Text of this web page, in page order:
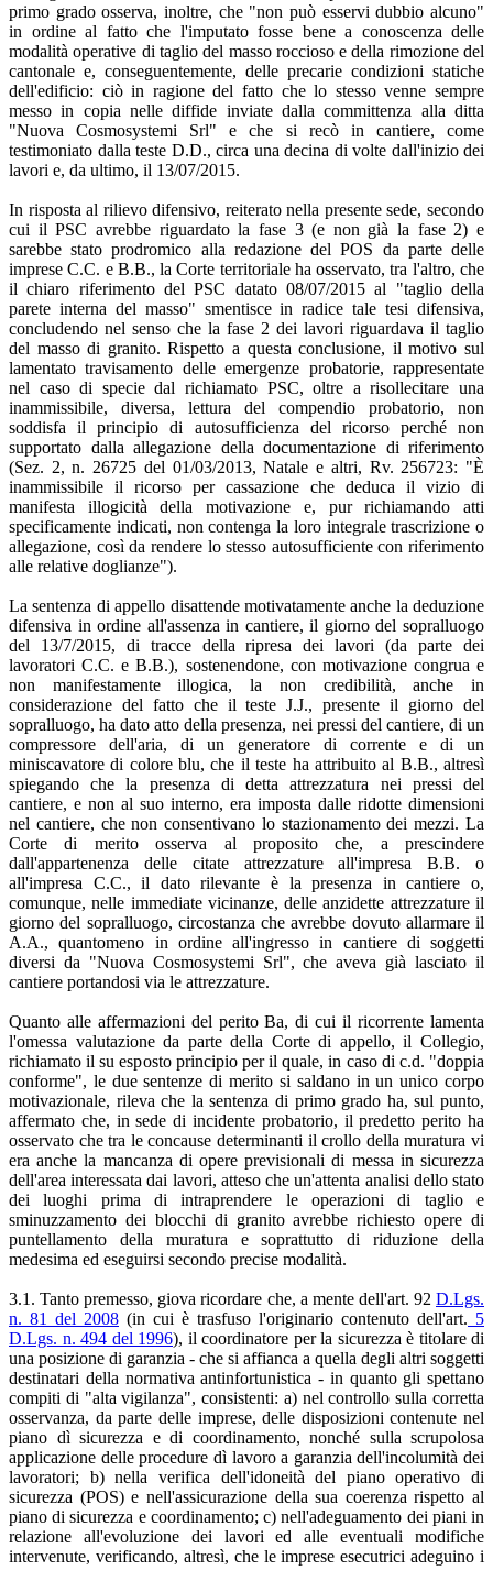
primo grado osserva, inoltre, che "non può esservi dubbio alcuno"
in ordine al fatto che l'imputato fosse bene a conoscenza delle
modalità operative di taglio del masso roccioso e della rimozione del
cantonale e, conseguentemente, delle precarie condizioni statiche
dell'edificio: ciò in ragione del fatto che lo stesso venne sempre
messo in copia nelle diffide inviate dalla committenza alla ditta
"Nuova Cosmosystemi Srl" e che si recò in cantiere, come
testimoniato dalla teste D.D., circa una decina di volte dall'inizio dei
lavori e, da ultimo, il 13/07/2015.
In risposta al rilievo difensivo, reiterato nella presente sede, secondo
cui il PSC avrebbe riguardato la fase 3 (e non già la fase 2) e
sarebbe stato prodromico alla redazione del POS da parte delle
imprese C.C. e B.B., la Corte territoriale ha osservato, tra l'altro, che
il chiaro riferimento del PSC datato 08/07/2015 al "taglio della
parete interna del masso" smentisce in radice tale tesi difensiva,
concludendo nel senso che la fase 2 dei lavori riguardava il taglio
del masso di granito. Rispetto a questa conclusione, il motivo sul
lamentato travisamento delle emergenze probatorie, rappresentate
nel caso di specie dal richiamato PSC, oltre a risollecitare una
inammissibile, diversa, lettura del compendio probatorio, non
soddisfa il principio di autosufficienza del ricorso perché non
supportato dalla allegazione della documentazione di riferimento
(Sez. 2, n. 26725 del 01/03/2013, Natale e altri, Rv. 256723: "È
inammissibile il ricorso per cassazione che deduca il vizio di
manifesta illogicità della motivazione e, pur richiamando atti
specificamente indicati, non contenga la loro integrale trascrizione o
allegazione, così da rendere lo stesso autosufficiente con riferimento
alle relative doglianze").
La sentenza di appello disattende motivatamente anche la deduzione
difensiva in ordine all'assenza in cantiere, il giorno del sopralluogo
del 13/7/2015, di tracce della ripresa dei lavori (da parte dei
lavoratori C.C. e B.B.), sostenendone, con motivazione congrua e
non manifestamente illogica, la non credibilità, anche in
considerazione del fatto che il teste J.J., presente il giorno del
sopralluogo, ha dato atto della presenza, nei pressi del cantiere, di un
compressore dell'aria, di un generatore di corrente e di un
miniscavatore di colore blu, che il teste ha attribuito al B.B., altresì
spiegando che la presenza di detta attrezzatura nei pressi del
cantiere, e non al suo interno, era imposta dalle ridotte dimensioni
nel cantiere, che non consentivano lo stazionamento dei mezzi. La
Corte di merito osserva al proposito che, a prescindere
dall'appartenenza delle citate attrezzature all'impresa B.B. o
all'impresa C.C., il dato rilevante è la presenza in cantiere o,
comunque, nelle immediate vicinanze, delle anzidette attrezzature il
giorno del sopralluogo, circostanza che avrebbe dovuto allarmare il
A.A., quantomeno in ordine all'ingresso in cantiere di soggetti
diversi da "Nuova Cosmosystemi Srl", che aveva già lasciato il
cantiere portandosi via le attrezzature.
Quanto alle affermazioni del perito Ba, di cui il ricorrente lamenta
l'omessa valutazione da parte della Corte di appello, il Collegio,
richiamato il su esposto principio per il quale, in caso di c.d. "doppia
conforme", le due sentenze di merito si saldano in un unico corpo
motivazionale, rileva che la sentenza di primo grado ha, sul punto,
affermato che, in sede di incidente probatorio, il predetto perito ha
osservato che tra le concause determinanti il crollo della muratura vi
era anche la mancanza di opere previsionali di messa in sicurezza
dell'area interessata dai lavori, atteso che un'attenta analisi dello stato
dei luoghi prima di intraprendere le operazioni di taglio e
sminuzzamento dei blocchi di granito avrebbe richiesto opere di
puntellamento della muratura e soprattutto di riduzione della
medesima ed eseguirsi secondo precise modalità.
3.1. Tanto premesso, giova ricordare che, a mente dell'art. 92 D.Lgs.
n. 81 del 2008 (in cui è trasfuso l'originario contenuto dell'art. 5
D.Lgs. n. 494 del 1996), il coordinatore per la sicurezza è titolare di
una posizione di garanzia - che si affianca a quella degli altri soggetti
destinatari della normativa antinfortunistica - in quanto gli spettano
compiti di "alta vigilanza", consistenti: a) nel controllo sulla corretta
osservanza, da parte delle imprese, delle disposizioni contenute nel
piano dì sicurezza e di coordinamento, nonché sulla scrupolosa
applicazione delle procedure dì lavoro a garanzia dell'incolumità dei
lavoratori; b) nella verifica dell'idoneità del piano operativo di
sicurezza (POS) e nell'assicurazione della sua coerenza rispetto al
piano di sicurezza e coordinamento; c) nell'adeguamento dei piani in
relazione all'evoluzione dei lavori ed alle eventuali modifiche
intervenute, verificando, altresì, che le imprese esecutrici adeguino i